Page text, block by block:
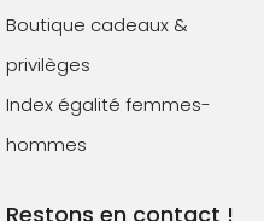
Boutique cadeaux &
privilèges
Index égalité femmes-
hommes
Restons en contact !